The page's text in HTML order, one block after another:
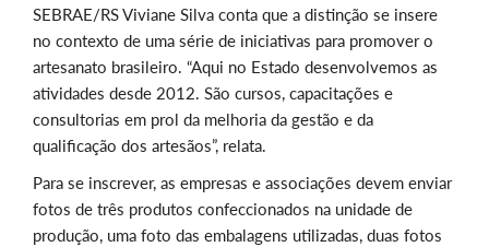
SEBRAE/RS Viviane Silva conta que a distinção se insere
no contexto de uma série de iniciativas para promover o
artesanato brasileiro. “Aqui no Estado desenvolvemos as
atividades desde 2012. São cursos, capacitações e
consultorias em prol da melhoria da gestão e da
qualificação dos artesãos”, relata.
Para se inscrever, as empresas e associações devem enviar
fotos de três produtos confeccionados na unidade de
produção, uma foto das embalagens utilizadas, duas fotos